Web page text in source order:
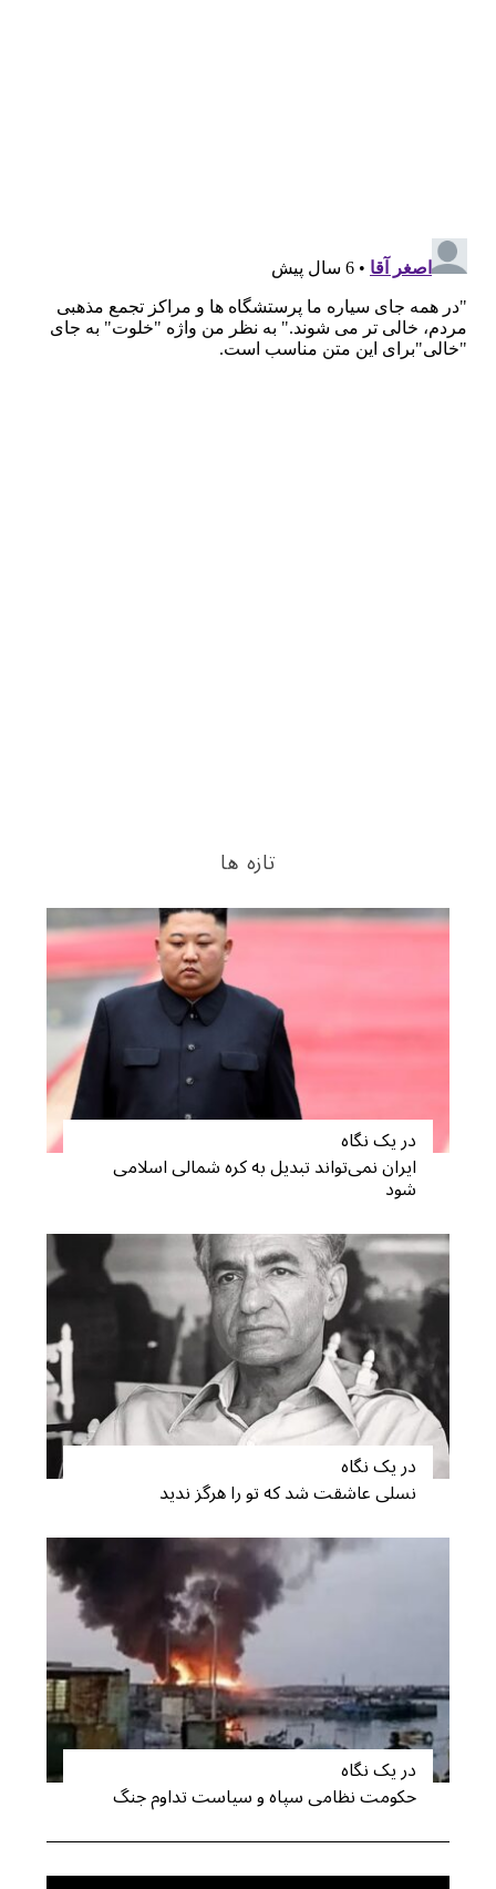
تازه ها
در یک نگاه
ایران نمی‌تواند تبدیل به کره شمالی اسلامی
شود
در یک نگاه
نسلی عاشقت شد که تو را هرگز ندید
در یک نگاه
حکومت نظامی سپاه و سیاست تداوم جنگ
S
e
a
r
c
h
f
o
r
: